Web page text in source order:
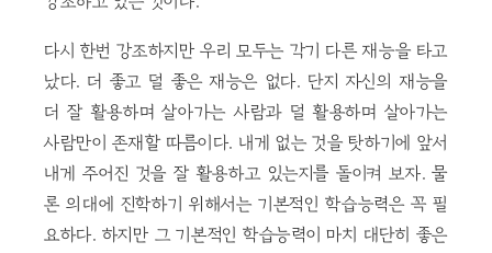
다시 한번 강조하지만 우리 모두는 각기 다른 재능을 타고
났다. 더 좋고 덜 좋은 재능은 없다. 단지 자신의 재능을
더 잘 활용하며 살아가는 사람과 덜 활용하며 살아가는
사람만이 존재할 따름이다. 내게 없는 것을 탓하기에 앞서
내게 주어진 것을 잘 활용하고 있는지를 돌이켜 보자. 물
론 의대에 진학하기 위해서는 기본적인 학습능력은 꼭 필
요하다. 하지만 그 기본적인 학습능력이 마치 대단히 좋은